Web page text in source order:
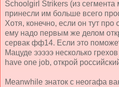
Schoolgirl Strikers (из сегмента
принесли им больше всего
Хотя, конечно, если он тут про
ему надо первым же делом
сервак фф14. Если это
Мацуде эээээ несколько
have one job, открой
Meanwhile знаток с неогафа